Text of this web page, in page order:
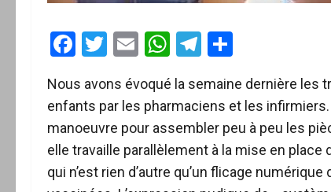
Facebook
Twitter
EmailWhatsApp
Telegram
Nous avons évoqué la semaine dernière les
enfants par les pharmaciens et les
manoeuvre pour assembler peu à peu les
elle travaille parallèlement à la mise en place
qui n’est rien d’autre qu’un flicage